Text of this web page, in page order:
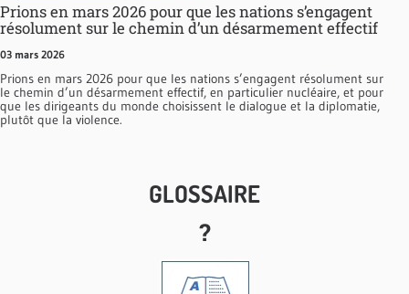
Prions en mars 2026 pour que les nations s’engagent
résolument sur le chemin d’un désarmement effectif
03 mars 2026
Prions en mars 2026 pour que les nations s’engagent résolument sur
le chemin d’un désarmement effectif, en particulier nucléaire, et pour
que les dirigeants du monde choisissent le dialogue et la diplomatie,
plutôt que la violence.
GLOSSAIRE
?